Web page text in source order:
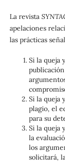
La revista
apelaciones
las prácticas
Si la queja
Si la queja
plagio, el
para su
Si la queja
la
los
solicitará,